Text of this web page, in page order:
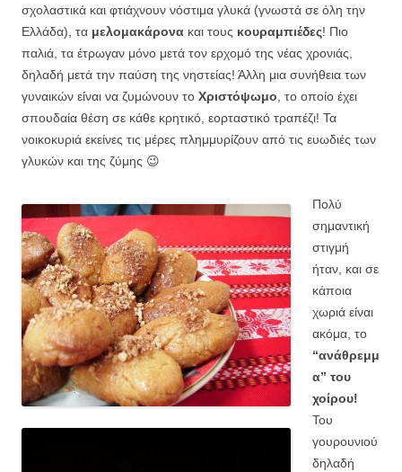
σχολαστικά και φτιάχνουν νόστιμα γλυκά (γνωστά σε όλη την
Ελλάδα), τα μελομακάρονα και τους κουραμπιέδες! Πιο
παλιά, τα έτρωγαν μόνο μετά τον ερχομό της νέας χρονιάς,
δηλαδή μετά την παύση της νηστείας! Άλλη μια συνήθεια των
γυναικών είναι να ζυμώνουν το Χριστόψωμο , το οποίο έχει
σπουδαία θέση σε κάθε κρητικό, εορταστικό τραπέζι! Τα
νοικοκυριά εκείνες τις μέρες πλημμυρίζουν από τις ευωδιές των
γλυκών και της ζύμης 😉
Πολύ
σημαντική
στιγμή
ήταν, και σε
κάποια
χωριά είναι
ακόμα, το
“ανάθρεμμ
α” του
χοίρου!
Του
γουρουνιού
δηλαδή